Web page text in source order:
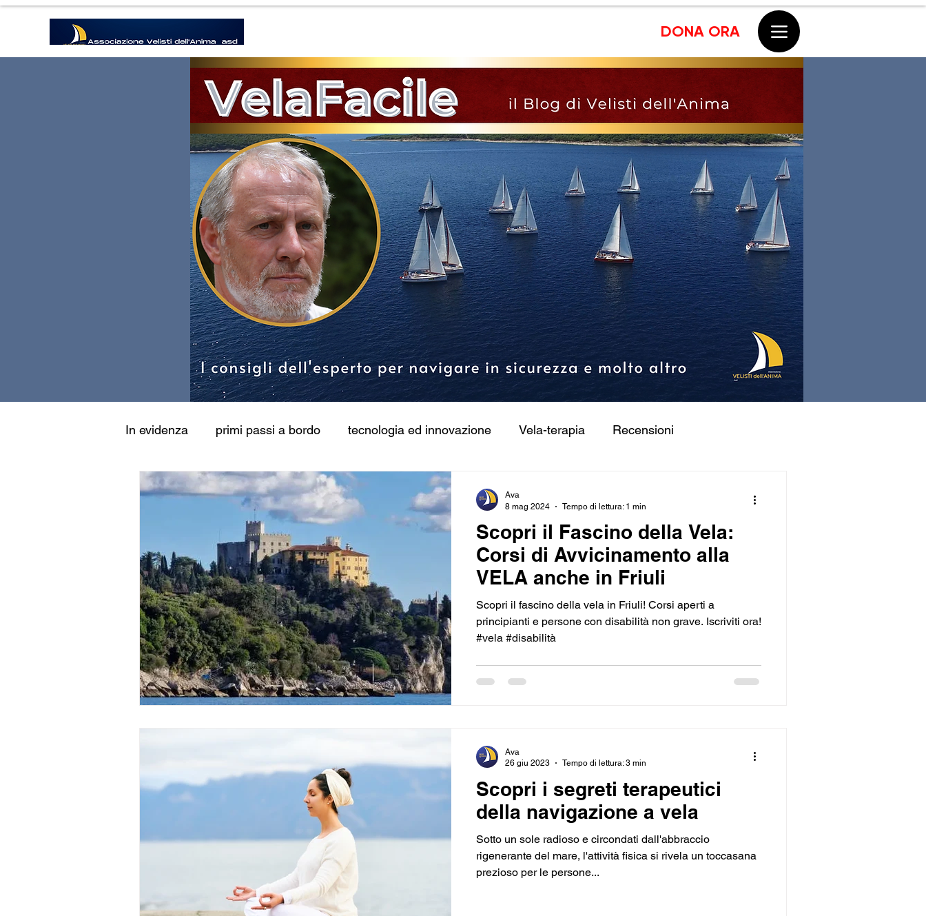
DONA ORA
In evidenza primi passi a bordo tecnologia ed innovazione Vela-terapia Recensioni
Scopri il Fascino della Vela:
Corsi di Avvicinamento alla
VELA anche in Friuli
Scopri il fascino della vela in Friuli! Corsi aperti a
principianti e persone con disabilità non grave. Iscriviti ora!
#vela #disabilità
Ava
8 mag 2024
Tempo di lettura: 1 min
Scopri i segreti terapeutici
della navigazione a vela
Sotto un sole radioso e circondati dall'abbraccio
rigenerante del mare, l'attività fisica si rivela un toccasana
prezioso per le persone...
Ava
26 giu 2023
Tempo di lettura: 3 min